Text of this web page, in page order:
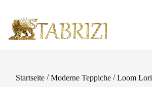
Startseite /Moderne Teppiche /Loom Lori